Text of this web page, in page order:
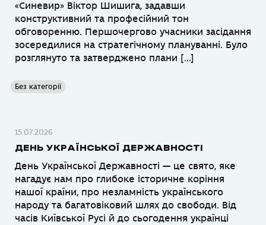
«Синевир» Віктор Шишига, задавши
конструктивний та професійний тон
обговоренню. Першочергово учасники засідання
зосередилися на стратегічному плануванні. Було
розглянуто та затверджено плани […]
Без категорії
15.07.2026
ДЕНЬ УКРАЇНСЬКОЇ ДЕРЖАВНОСТІ
День Української Державності — це свято, яке
нагадує нам про глибоке історичне коріння
нашої країни, про незламність українського
народу та багатовіковий шлях до свободи. Від
часів Київської Русі й до сьогодення українці